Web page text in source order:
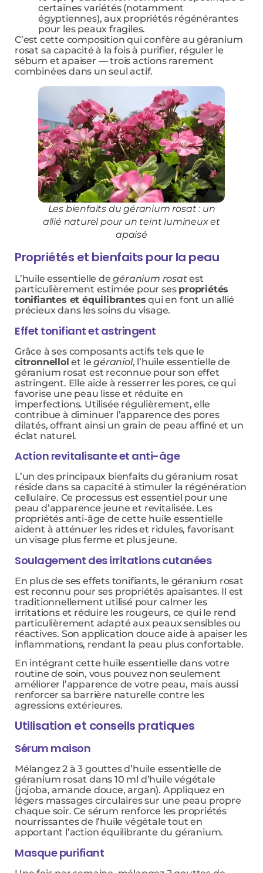
certaines variétés (notamment
égyptiennes), aux propriétés régénérantes
pour les peaux fragiles.
C’est cette composition qui confère au géranium
rosat sa capacité à la fois à purifier, réguler le
sébum et apaiser — trois actions rarement
combinées dans un seul actif.
Les bienfaits du géranium rosat : un
allié naturel pour un teint lumineux et
apaisé
Propriétés et bienfaits pour la peau
L’huile essentielle degéranium rosatest
particulièrement estimée pour ses propriétés
tonifiantes et équilibrantes qui en font un allié
précieux dans les soins du visage.
Effet tonifiant et astringent
Grâce à ses composants actifs tels que le
citronnellol et legéraniol, l’huile essentielle de
géranium rosat est reconnue pour son effet
astringent. Elle aide à resserrer les pores, ce qui
favorise une peau lisse et réduite en
imperfections. Utilisée régulièrement, elle
contribue à diminuer l’apparence des pores
dilatés, offrant ainsi un grain de peau affiné et un
éclat naturel.
Action revitalisante et anti-âge
L’un des principaux bienfaits du géranium rosat
réside dans sa capacité à stimuler la régénération
cellulaire. Ce processus est essentiel pour une
peau d’apparence jeune et revitalisée. Les
propriétés anti-âge de cette huile essentielle
aident à atténuer les rides et ridules, favorisant
un visage plus ferme et plus jeune.
Soulagement des irritations cutanées
En plus de ses effets tonifiants, le géranium rosat
est reconnu pour ses propriétés apaisantes. Il est
traditionnellement utilisé pour calmer les
irritations et réduire les rougeurs, ce qui le rend
particulièrement adapté aux peaux sensibles ou
réactives. Son application douce aide à apaiser les
inflammations, rendant la peau plus confortable.
En intégrant cette huile essentielle dans votre
routine de soin, vous pouvez non seulement
améliorer l’apparence de votre peau, mais aussi
renforcer sa barrière naturelle contre les
agressions extérieures.
Utilisation et conseils pratiques
Sérum maison
Mélangez 2 à 3 gouttes d’huile essentielle de
géranium rosat dans 10 ml d’huile végétale
(jojoba, amande douce, argan). Appliquez en
légers massages circulaires sur une peau propre
chaque soir. Ce sérum renforce les propriétés
nourrissantes de l’huile végétale tout en
apportant l’action équilibrante du géranium.
Masque purifiant